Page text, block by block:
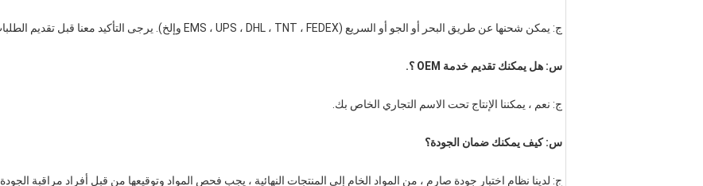
ج: يمكن شحنها عن طريق البحر أو الجو أو السريع (EMS ، UPS ، DHL ، TNT ، FEDEX وإلخ). يرجى التأكيد معنا قبل تقديم الطلبات.
س: هل يمكنك تقديم خدمة OEM ؟.
ج: نعم ، يمكننا الإنتاج تحت الاسم التجاري الخاص بك.
س: كيف يمكنك ضمان الجودة؟
ج: لدينا نظام اختبار جودة صارم ، من المواد الخام إلى المنتجات النهائية ، يجب فحص المواد وتوقيعها من قبل أفراد مراقبة الجودة.